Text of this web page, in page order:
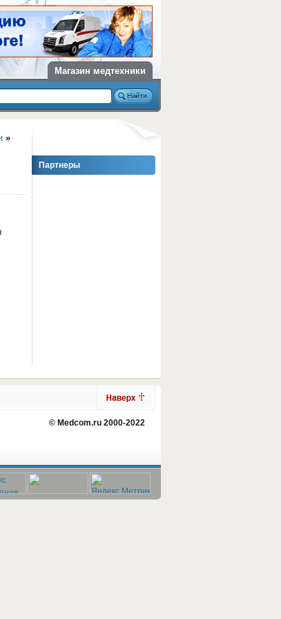
Магазин медтехники
Партнеры
»
© Medcom.ru 2000-2022